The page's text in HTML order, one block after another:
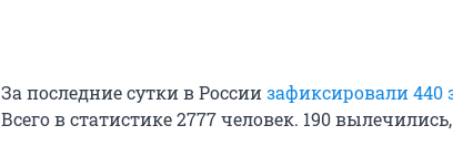
За последние сутки в Россиизафиксировали
Всего в статистике 2777 человек. 190